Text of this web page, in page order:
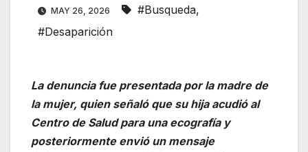
MAY 26, 2026 #Busqueda,
#Desaparición
La denuncia fue presentada por la madre de
la mujer, quien señaló que su hija acudió al
Centro de Salud para una ecografía y
posteriormente envió un mensaje